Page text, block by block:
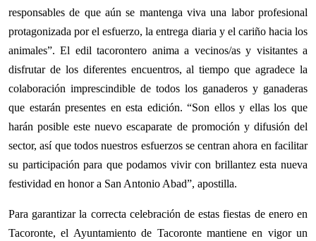
responsables de que aún se mantenga viva una labor profesional
protagonizada por el esfuerzo, la entrega diaria y el cariño hacia los
animales”. El edil tacorontero anima a vecinos/as y visitantes a
disfrutar de los diferentes encuentros, al tiempo que agradece la
colaboración imprescindible de todos los ganaderos y ganaderas
que estarán presentes en esta edición. “Son ellos y ellas los que
harán posible este nuevo escaparate de promoción y difusión del
sector, así que todos nuestros esfuerzos se centran ahora en facilitar
su participación para que podamos vivir con brillantez esta nueva
festividad en honor a San Antonio Abad”, apostilla.
Para garantizar la correcta celebración de estas fiestas de enero en
Tacoronte, el Ayuntamiento de Tacoronte mantiene en vigor un